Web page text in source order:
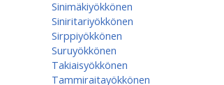
Sinimäkiyökkönen
Siniritariyökkönen
Sirppiyökkönen
Suruyökkönen
Takiaisyökkönen
Tammiraitayökkönen